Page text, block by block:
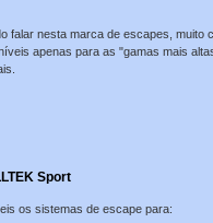
falar nesta marca de escapes, muito
apenas para as "gamas mais
Sport
os sistemas de escape para: